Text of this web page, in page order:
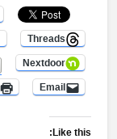
Threads
Nextdoor
Email
Like this: